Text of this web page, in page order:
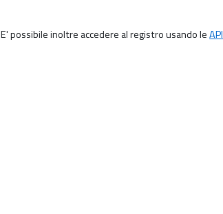
E' possibile inoltre accedere al registro usando leAPI